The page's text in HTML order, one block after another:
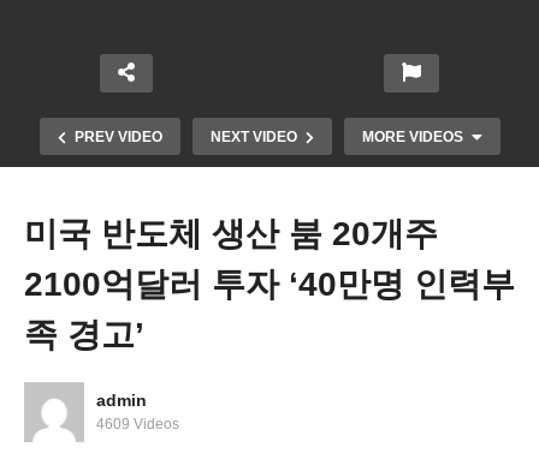
PREV VIDEO NEXT VIDEO MORE VIDEOS
현대기아차 포함 15대사 50종 자동차 에어백 치명적
결함 우려 확산
미국 반도체 생산 붐 20개주
2100억달러 투자 ‘40만명 인력부
족 경고’
admin
4609 Videos